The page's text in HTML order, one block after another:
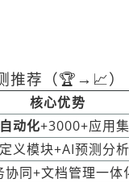
推荐（🏆→📈）
核心优势
动化+3000+应用
义模块+AI预测分
协同+文档管理一体